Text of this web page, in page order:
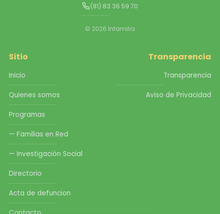
(81) 83 36 59 70
© 2026 Infamilia
Sitio
Inicio
Quienes somos
Programas
— Familias en Red
— Investigación Social
Directorio
Acta de defuncion
Transparencia
Transparencia
Aviso de Privacidad